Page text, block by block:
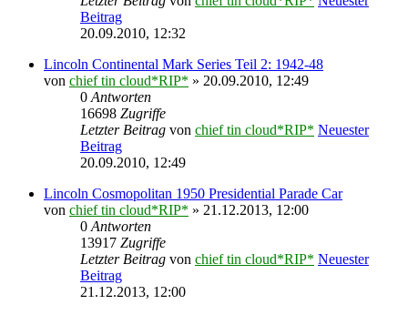
Beitrag
20.09.2010, 12:32
Lincoln Continental Mark Series Teil 2: 1942-48
von chief tin cloud*RIP* » 20.09.2010, 12:49
0 Antworten
16698 Zugriffe
Letzter Beitrag von chief tin cloud*RIP* Neuester
Beitrag
20.09.2010, 12:49
Lincoln Cosmopolitan 1950 Presidential Parade Car
von chief tin cloud*RIP* » 21.12.2013, 12:00
0 Antworten
13917 Zugriffe
Letzter Beitrag von chief tin cloud*RIP* Neuester
Beitrag
21.12.2013, 12:00